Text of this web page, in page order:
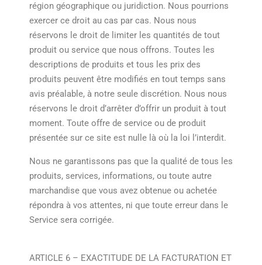
région géographique ou juridiction. Nous pourrions
exercer ce droit au cas par cas. Nous nous
réservons le droit de limiter les quantités de tout
produit ou service que nous offrons. Toutes les
descriptions de produits et tous les prix des
produits peuvent être modifiés en tout temps sans
avis préalable, à notre seule discrétion. Nous nous
réservons le droit d’arrêter d’offrir un produit à tout
moment. Toute offre de service ou de produit
présentée sur ce site est nulle là où la loi l’interdit.
Nous ne garantissons pas que la qualité de tous les
produits, services, informations, ou toute autre
marchandise que vous avez obtenue ou achetée
répondra à vos attentes, ni que toute erreur dans le
Service sera corrigée.
ARTICLE 6 – EXACTITUDE DE LA FACTURATION ET